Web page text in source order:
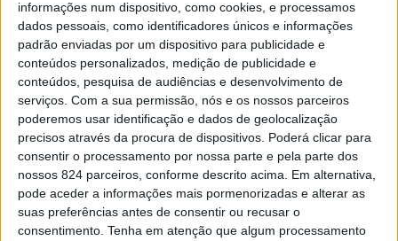
informações num dispositivo, como cookies, e processamos
dados pessoais, como identificadores únicos e informações
padrão enviadas por um dispositivo para publicidade e
conteúdos personalizados, medição de publicidade e
conteúdos, pesquisa de audiências e desenvolvimento de
serviços. Com a sua permissão, nós e os nossos parceiros
poderemos usar identificação e dados de geolocalização
precisos através da procura de dispositivos. Poderá clicar para
consentir o processamento por nossa parte e pela parte dos
nossos 824 parceiros, conforme descrito acima. Em alternativa,
pode aceder a informações mais pormenorizadas e alterar as
suas preferências antes de consentir ou recusar o
consentimento. Tenha em atenção que algum processamento
Uma mulher de 46 anos sofreu ferimentos leves na
sequência da colisão entre dois veículos ligeiros de
passageiros, ocorrida na quarta-feira, dia 7, na Variante
de Portalegre (IP2).
Fonte do Comando Sub-Regional de Emergência e